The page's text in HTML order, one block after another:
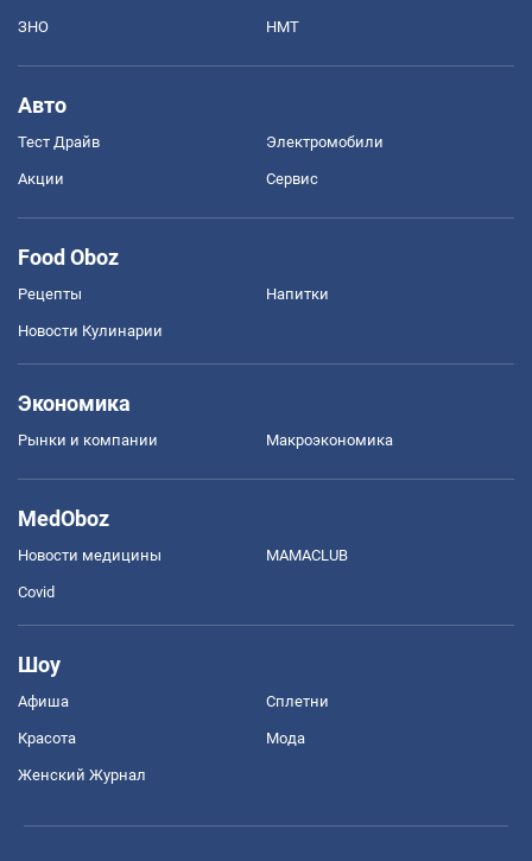
ЗНО НМТ
Авто
Тест Драйв Электромобили
Акции Сервис
Food Oboz
Рецепты Напитки
Новости Кулинарии
Экономика
Рынки и компании Mакроэкономика
MedOboz
Новости медицины MAMACLUB
Covid
Шоу
Афиша Сплетни
Красота Мода
Женский Журнал